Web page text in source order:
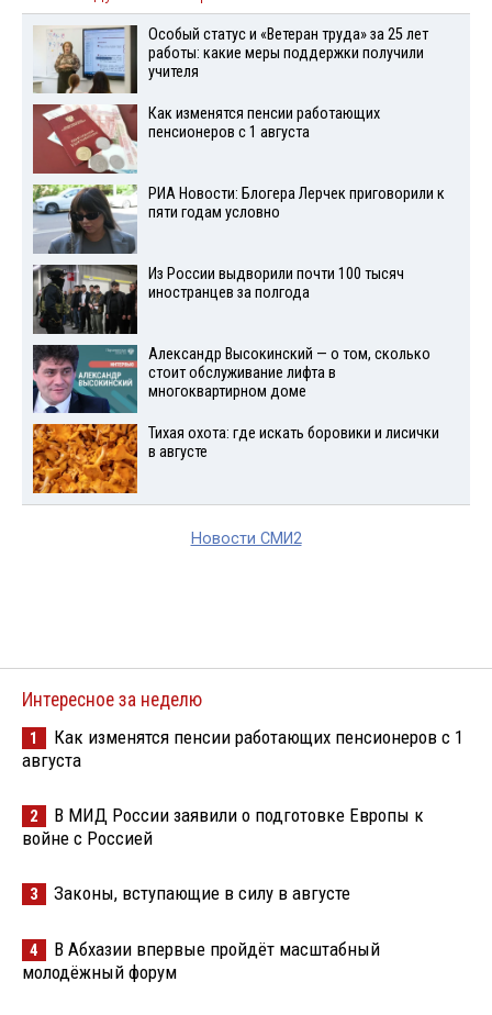
Особый статус и «Ветеран труда» за 25 лет
работы: какие меры поддержки получили
учителя
Как изменятся пенсии работающих
пенсионеров с 1 августа
РИА Новости: Блогера Лерчек приговорили к
пяти годам условно
Из России выдворили почти 100 тысяч
иностранцев за полгода
Александр Высокинский — о том, сколько
стоит обслуживание лифта в
многоквартирном доме
Тихая охота: где искать боровики и лисички
в августе
Новости СМИ2
Интересное за неделю
1
Как изменятся пенсии работающих пенсионеров с 1
августа
2
В МИД России заявили о подготовке Европы к
войне с Россией
3 Законы, вступающие в силу в августе
4
В Абхазии впервые пройдёт масштабный
молодёжный форум